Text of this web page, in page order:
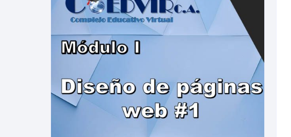
VIRTUALES MOODLE
ALQUILER DE PLATAFORMAS
EDUCATIVAS
ADMINISTRACIÓN Y
OPTIMIZACIÓN WEB
Pruebas de Estrés y
Simulación